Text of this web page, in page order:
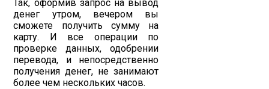
Так, оформив запрос на вывод
денег утром, вечером вы
сможете получить сумму на
карту. И все операции по
проверке данных, одобрении
перевода, и непосредственно
получения денег, не занимают
более чем нескольких часов.